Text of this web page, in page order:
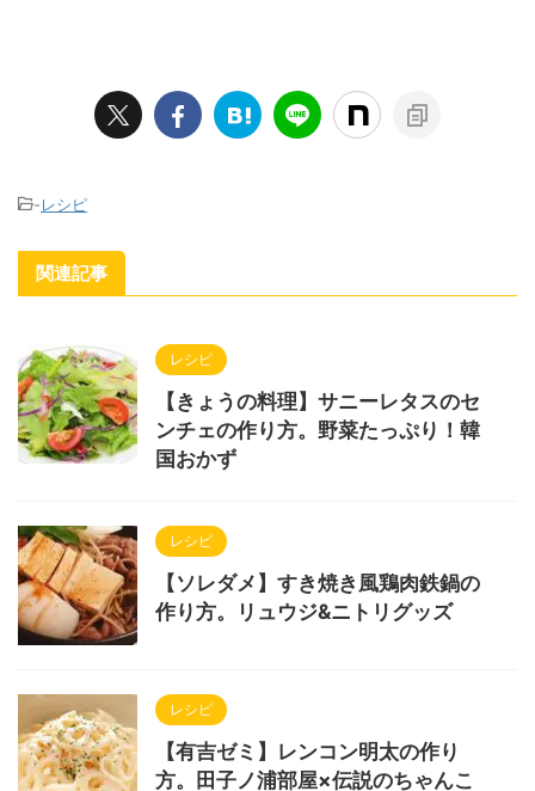
-レシピ
関連記事
レシピ
【きょうの料理】サニーレタスのセ
ンチェの作り方。野菜たっぷり！韓
国おかず
レシピ
【ソレダメ】すき焼き風鶏肉鉄鍋の
作り方。リュウジ&ニトリグッズ
レシピ
【有吉ゼミ】レンコン明太の作り
方。田子ノ浦部屋×伝説のちゃんこ